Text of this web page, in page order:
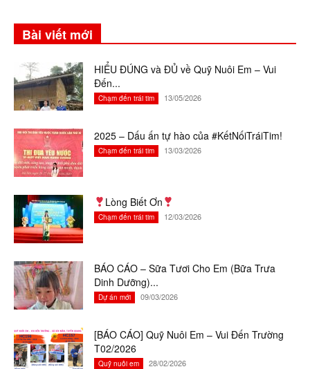
Bài viết mới
HIỂU ĐÚNG và ĐỦ về Quỹ Nuôi Em – Vui
Đến...
Chạm đến trái tim 13/05/2026
2025 – Dấu ấn tự hào của #KếtNốiTráiTim!
Chạm đến trái tim 13/03/2026
Lòng Biết Ơn
Chạm đến trái tim 12/03/2026
BÁO CÁO – Sữa Tươi Cho Em (Bữa Trưa
Dinh Dưỡng)...
Dự án mới 09/03/2026
[BÁO CÁO] Quỹ Nuôi Em – Vui Đến Trường
T02/2026
Quỹ nuôi em 28/02/2026